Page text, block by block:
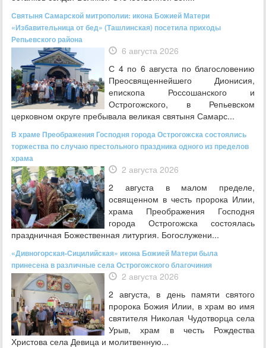
Святыня Самарской митрополии: икона Божией Матери
«Избавительница от бед» (Ташлинская) посетила приходы
Репьевского района
6 августа 2026
С 4 по 6 августа по благословению
Преосвященнейшего Дионисия,
епископа Россошанского и
Острогожского, в Репьевском
церковном округе пребывала великая святыня Самарс...
В храме Преображения Господня города Острогожска состоялись
торжества по случаю престольного праздника одного из пределов
храма
2 августа 2026
2 августа в малом пределе,
освященном в честь пророка Илии,
храма Преображения Господня
города Острогожска состоялась
праздничная Божественная литургия. Богослужени...
«Дивногорская-Сицилийская» икона Божией Матери была
принесена в различные села Острогожского благочиния
2 августа 2026
2 августа, в день памяти святого
пророка Божия Илии, в храм во имя
святителя Николая Чудотворца села
Урыв, храм в честь Рождества
Христова села Девица и молитвенную...